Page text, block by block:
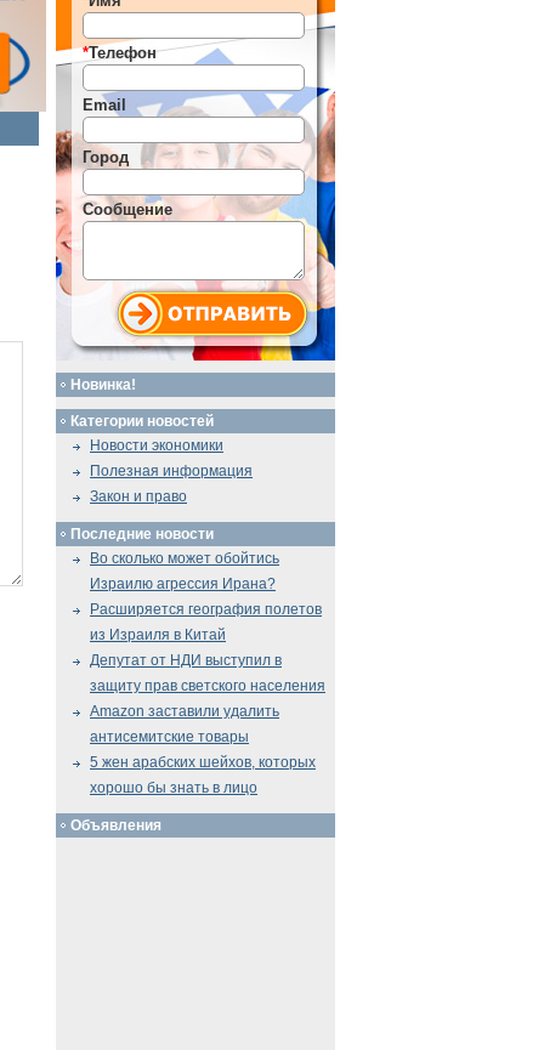
*Телефон
Email
Город
Сообщение
Новинка!
Категории новостей
Новости экономики
Полезная информация
Закон и право
Последние новости
Во сколько может обойтись
Израилю агрессия Ирана?
Расширяется география полетов
из Израиля в Китай
Депутат от НДИ выступил в
защиту прав светского населения
Amazon заставили удалить
антисемитские товары
5 жен арабских шейхов, которых
хорошо бы знать в лицо
Объявления